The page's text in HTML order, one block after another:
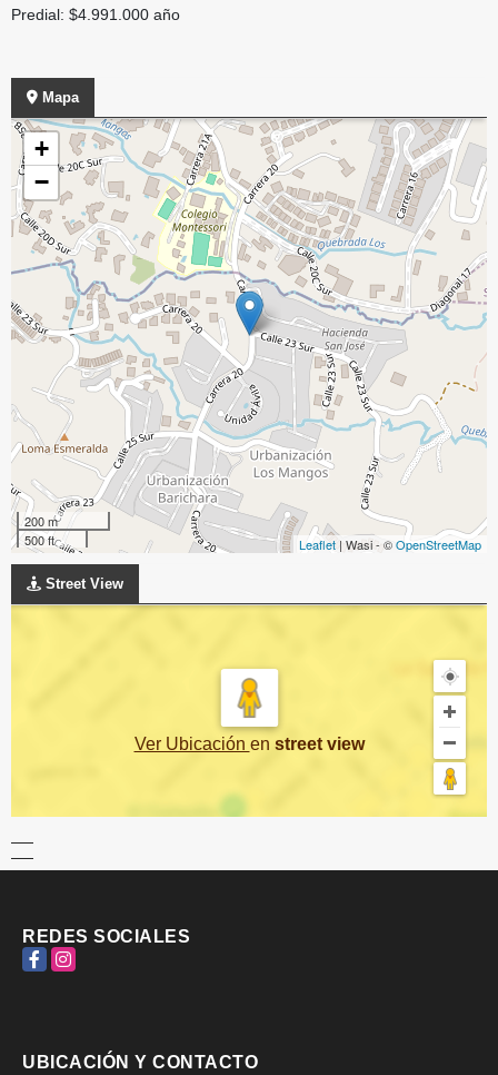
Predial: $4.991.000 año
Mapa
+
−
200 m
500 ft
Leaflet | Wasi - ©OpenStreetMap
Street View
Ver Ubicación en street view
REDES SOCIALES
FacebookInstagram
UBICACIÓN Y CONTACTO